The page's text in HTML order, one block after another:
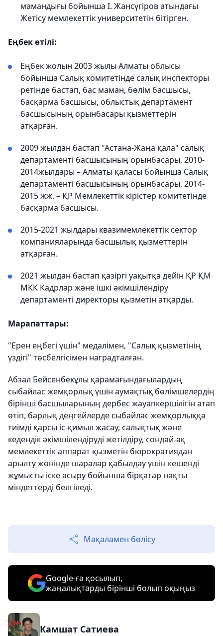
мамандығы бойынша І. Жансүгіров атындағы
Жетісу мемлекеттік университетін бітірген.
Еңбек өтілі:
Еңбек жолын 2003 жылы Алматы облысы
бойынша Салық комитетінде салық инспекторы
ретінде бастап, бас маман, бөлім басшысы,
басқарма басшысы, облыстық департамент
басшысының орынбасары қызметтерін
атқарған.
2009 жылдан бастап "Астана-Жаңа қала" салық
департаменті басшысының орынбасары, 2010-
2014жылдары – Алматы қаласы бойынша Салық
департаменті басшыcының орынбасары, 2014-
2015 жж. – ҚР Мемлекеттік кірістер комитетінде
басқарма басшысы.
2015-2021 жылдары квазимемлекеттік сектор
компанияларында басшылық қызметтерін
атқарған.
2021 жылдан бастап қазіргі уақытқа дейін ҚР ҚМ
МКК Кадрлар және ішкі әкімшілендіру
департаменті директоры қызметін атқарды.
Марапаттары:
"Ерен еңбегі үшін" медалімен, "Салық қызметінің
үздігі" төсбелгісімен наградталған.
Абзал Бейсенбекұлы қарамағындағылардың
сыбайлас жемқорлық үшін аумақтық бөлімшелердің
бірінші басшыларының дербес жауапкершілігін атап
өтіп, барлық деңгейлерде сыбайлас жемқорлыққа
тиімді қарсы іс-қимыл жасау, салықтық және
кедендік әкімшілендіруді жетілдіру, сондай-ақ
мемлекеттік аппарат қызметін бюрократиядан
арылту жөнінде шаралар қабылдау үшін кешенді
жұмысты іске асыру бойынша бірқатар нақты
міндеттерді белгіледі.
Мақаламен бөлісу
Google-ға қосылып,
жаңалықтарды бірінші болып оқыңыз
Камшат Сатиева